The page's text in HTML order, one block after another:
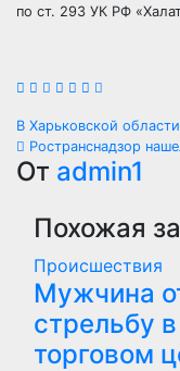
по ст. 293 УК РФ
по
записям
В Харьковской
Ространснадзор
От admin1
Похожая
Происшествия
Мужчина
стрельбу
торговом